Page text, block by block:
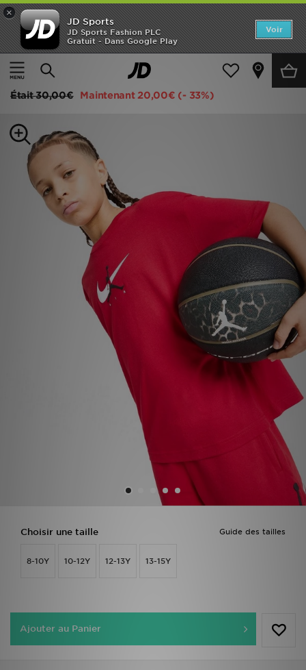
×
JD Sports
JD Sports Fashion PLC
Gratuit - Dans Google Play
Voir
Accueil
Enfant Vêtements Junior (8-15 ans) T-Shirts et Polos
Jordan T-shirt Arch Junior
Était30,00€ Maintenant 20,00€ (- 33%)
Guide des tailles
Choisir une taille
8-10Y 10-12Y 12-13Y 13-15Y
Ajouter au Panier
Accueil
Nouveautés
Enfant
Collections
Marques
Suivre Ma Commande